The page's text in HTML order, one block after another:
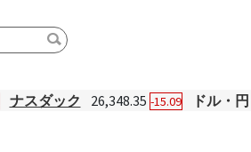
ナスダック 26,348.35 -15.09 ドル・円